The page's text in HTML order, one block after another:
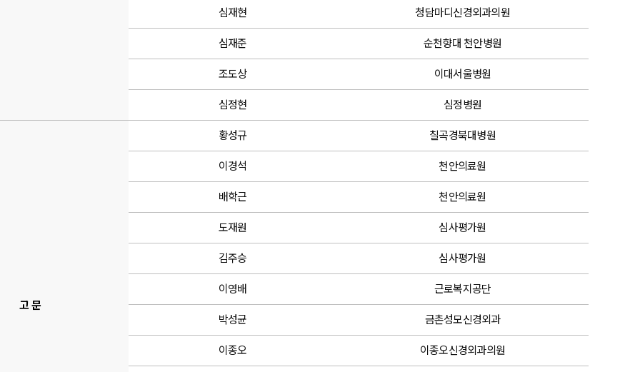
심재현 청담마디신경외과의원
심재준 순천향대 천안병원
조도상 이대서울병원
심정현 심정병원
고 문
황성규 칠곡경북대병원
이경석 천안의료원
배학근 천안의료원
도재원 심사평가원
김주승 심사평가원
이영배 근로복지공단
박성균 금촌성모신경외과
이종오 이종오신경외과의원